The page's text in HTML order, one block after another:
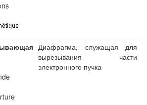
Диафрагма, служащая для
вырезывания части
электронного пучка